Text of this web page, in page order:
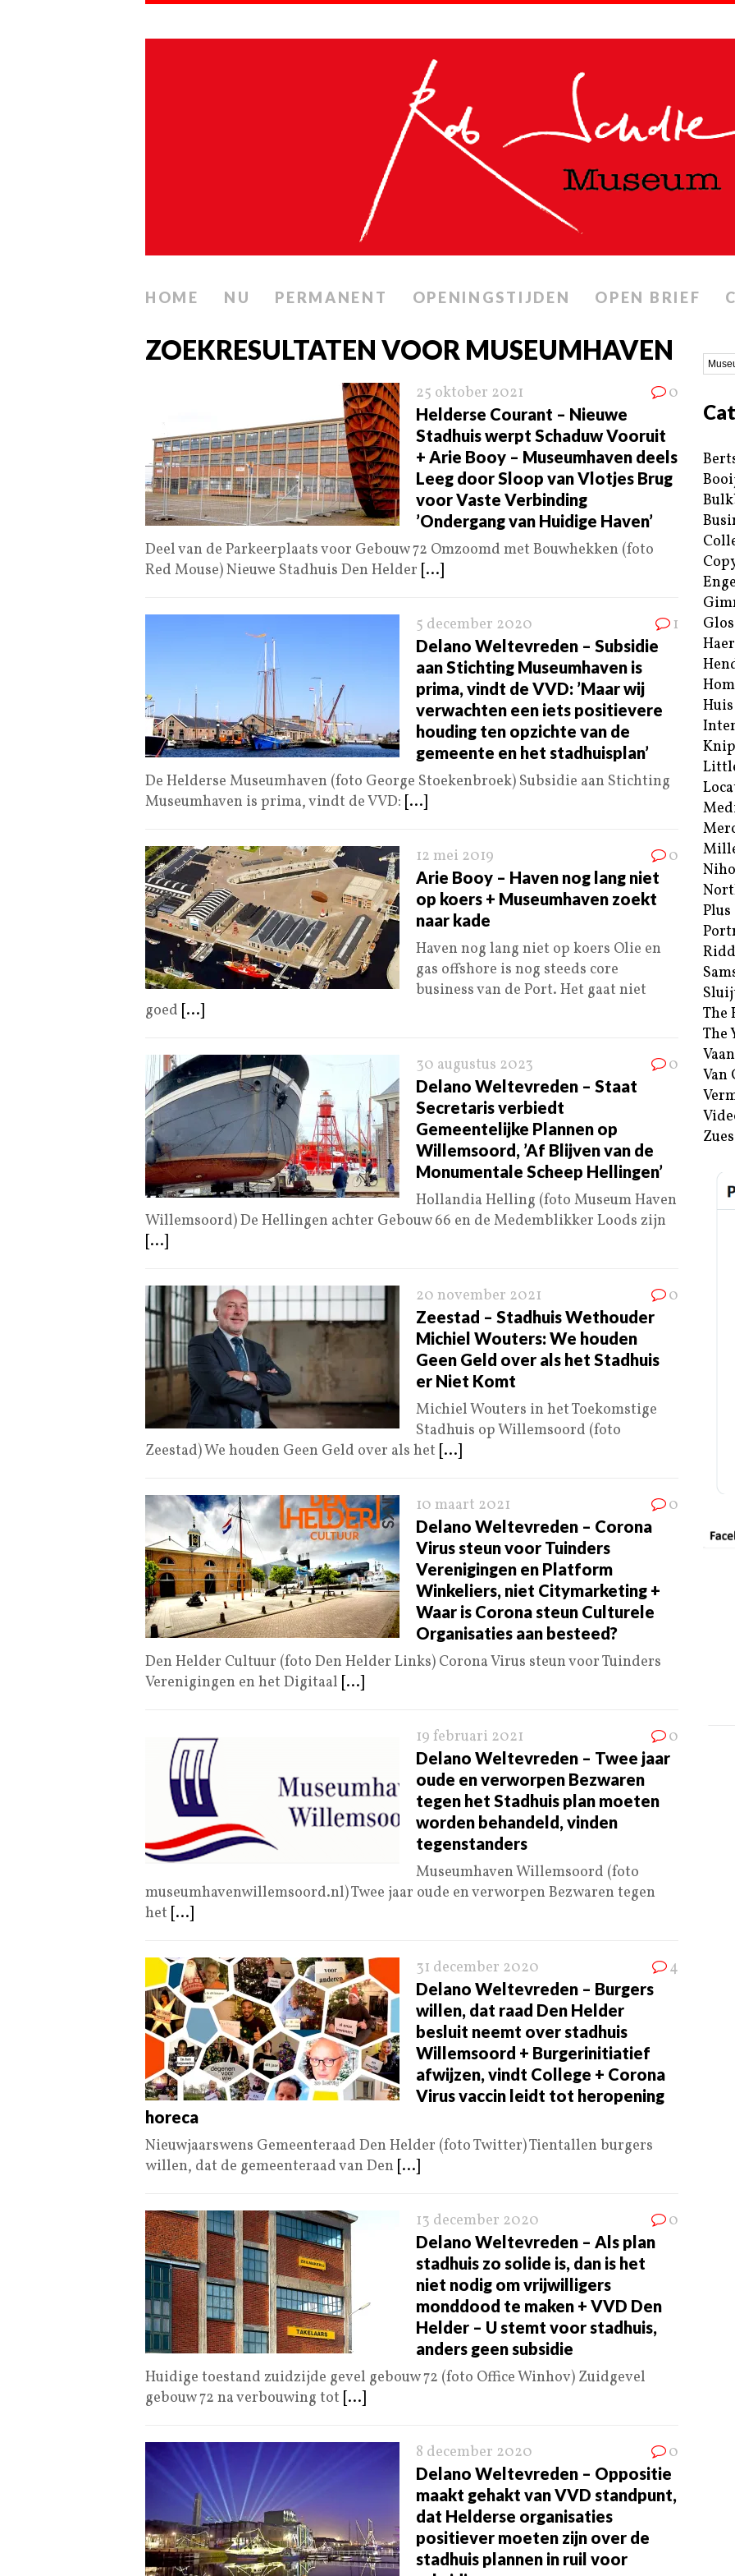
HOME NU PERMANENT OPENINGSTIJDEN OPEN BRIEF
ZOEKRESULTATEN VOOR MUSEUMHAVEN
25 oktober 2021 0
Helderse Courant – Nieuwe
Stadhuis werpt Schaduw Vooruit
+ Arie Booy – Museumhaven deels
Leeg door Sloop van Vlotjes Brug
voor Vaste Verbinding
’Ondergang van Huidige Haven’
Deel van de Parkeerplaats voor Gebouw 72 Omzoomd met Bouwhekken (foto
Red Mouse) Nieuwe Stadhuis Den Helder [...]
5 december 2020 1
Delano Weltevreden – Subsidie
aan Stichting Museumhaven is
prima, vindt de VVD: ’Maar wij
verwachten een iets positievere
houding ten opzichte van de
gemeente en het stadhuisplan’
De Helderse Museumhaven (foto George Stoekenbroek) Subsidie aan Stichting
Museumhaven is prima, vindt de VVD: [...]
12 mei 2019 0
Arie Booy – Haven nog lang niet
op koers + Museumhaven zoekt
naar kade
Haven nog lang niet op koers Olie en
gas offshore is nog steeds core
business van de Port. Het gaat niet
goed [...]
30 augustus 2023 0
Delano Weltevreden – Staat
Secretaris verbiedt
Gemeentelijke Plannen op
Willemsoord, ’Af Blijven van de
Monumentale Scheep Hellingen’
Hollandia Helling (foto Museum Haven
Willemsoord) De Hellingen achter Gebouw 66 en de Medemblikker Loods zijn
[...]
20 november 2021 0
Zeestad – Stadhuis Wethouder
Michiel Wouters: We houden
Geen Geld over als het Stadhuis
er Niet Komt
Michiel Wouters in het Toekomstige
Stadhuis op Willemsoord (foto
Zeestad) We houden Geen Geld over als het [...]
10 maart 2021 0
Delano Weltevreden – Corona
Virus steun voor Tuinders
Verenigingen en Platform
Winkeliers, niet Citymarketing +
Waar is Corona steun Culturele
Organisaties aan besteed?
Den Helder Cultuur (foto Den Helder Links) Corona Virus steun voor Tuinders
Verenigingen en het Digitaal [...]
19 februari 2021 0
Delano Weltevreden – Twee jaar
oude en verworpen Bezwaren
tegen het Stadhuis plan moeten
worden behandeld, vinden
tegenstanders
Museumhaven Willemsoord (foto
museumhavenwillemsoord.nl) Twee jaar oude en verworpen Bezwaren tegen
het [...]
31 december 2020 4
Delano Weltevreden – Burgers
willen, dat raad Den Helder
besluit neemt over stadhuis
Willemsoord + Burgerinitiatief
afwijzen, vindt College + Corona
Virus vaccin leidt tot heropening
horeca
Nieuwjaarswens Gemeenteraad Den Helder (foto Twitter) Tientallen burgers
willen, dat de gemeenteraad van Den [...]
13 december 2020 0
Delano Weltevreden – Als plan
stadhuis zo solide is, dan is het
niet nodig om vrijwilligers
monddood te maken + VVD Den
Helder – U stemt voor stadhuis,
anders geen subsidie
Huidige toestand zuidzijde gevel gebouw 72 (foto Office Winhov) Zuidgevel
gebouw 72 na verbouwing tot [...]
8 december 2020 0
Delano Weltevreden – Oppositie
maakt gehakt van VVD standpunt,
dat Helderse organisaties
positiever moeten zijn over de
stadhuis plannen in ruil voor
Plus
The
The
Van